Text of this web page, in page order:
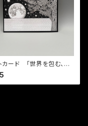
カード 「世界を包む、優